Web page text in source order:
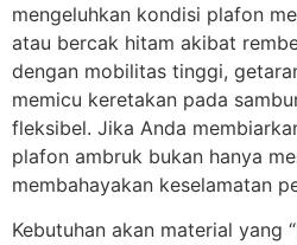
mengeluhkan kondisi plafon
atau bercak hitam akibat
dengan mobilitas tinggi,
memicu keretakan pada
fleksibel. Jika Anda
plafon ambruk bukan hanya
membahayakan keselamatan
Kebutuhan akan material yang